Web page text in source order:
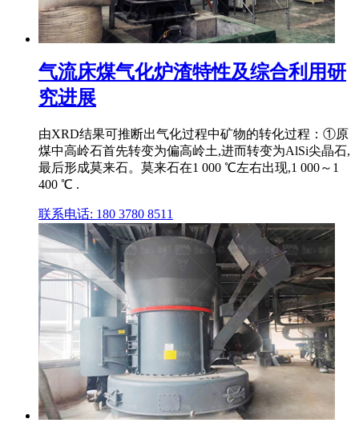
气流床煤气化炉渣特性及综合利用研
究进展
由XRD结果可推断出气化过程中矿物的转化过程：①原
煤中高岭石首先转变为偏高岭土,进而转变为AlSi尖晶石,
最后形成莫来石。莫来石在1 000 ℃左右出现,1 000～1
400 ℃ .
联系电话: 180 3780 8511